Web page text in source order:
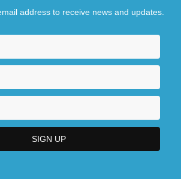
address to receive news and updates.